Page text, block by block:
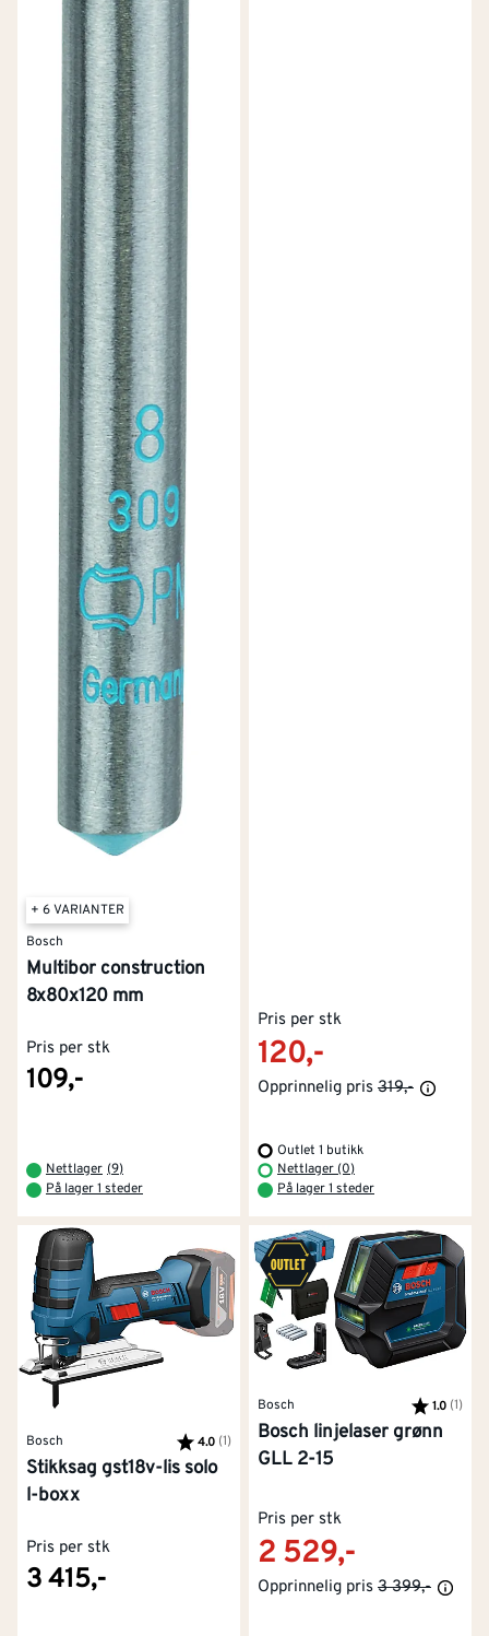
+ 6 VARIANTER
Bosch
Multibor construction
8x80x120 mm
Pris per stk
109,-
Nettlager (9)
På lager 1 steder
Pris per stk
120,-
Opprinnelig pris 319,-
Outlet 1 butikk
Nettlager (0)
På lager 1 steder
Bosch Karakter:
4.0 (1) av 5 mulige
Stikksag gst18v-lis solo
l-boxx
Pris per stk
3 415,-
Bosch Karakter:
1.0 (1)
Bosch linjelaser grønn
GLL 2-15
Pris per stk
2 529,-
Opprinnelig pris 3 399,-